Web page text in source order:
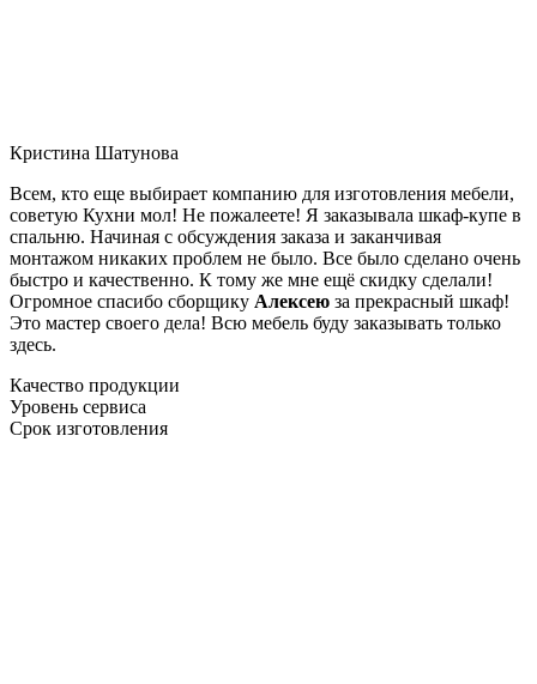
Кристина Шатунова
Всем, кто еще выбирает компанию для изготовления мебели,
советую Кухни мол! Не пожалеете! Я заказывала шкаф-купе в
спальню. Начиная с обсуждения заказа и заканчивая
монтажом никаких проблем не было. Все было сделано очень
быстро и качественно. К тому же мне ещё скидку сделали!
Огромное спасибо сборщику Алексею за прекрасный шкаф!
Это мастер своего дела! Всю мебель буду заказывать только
здесь.
Качество продукции
Уровень сервиса
Срок изготовления